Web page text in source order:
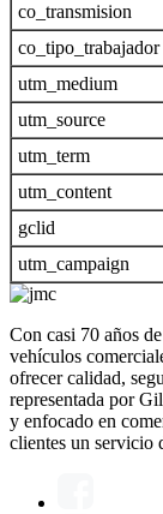
co_transmision
co_tipo_trabajador
utm_medium
utm_source
utm_term
utm_content
gclid
utm_campaign
Con casi 70 años
vehículos
ofrecer calidad,
representada por
y enfocado en
clientes un servicio